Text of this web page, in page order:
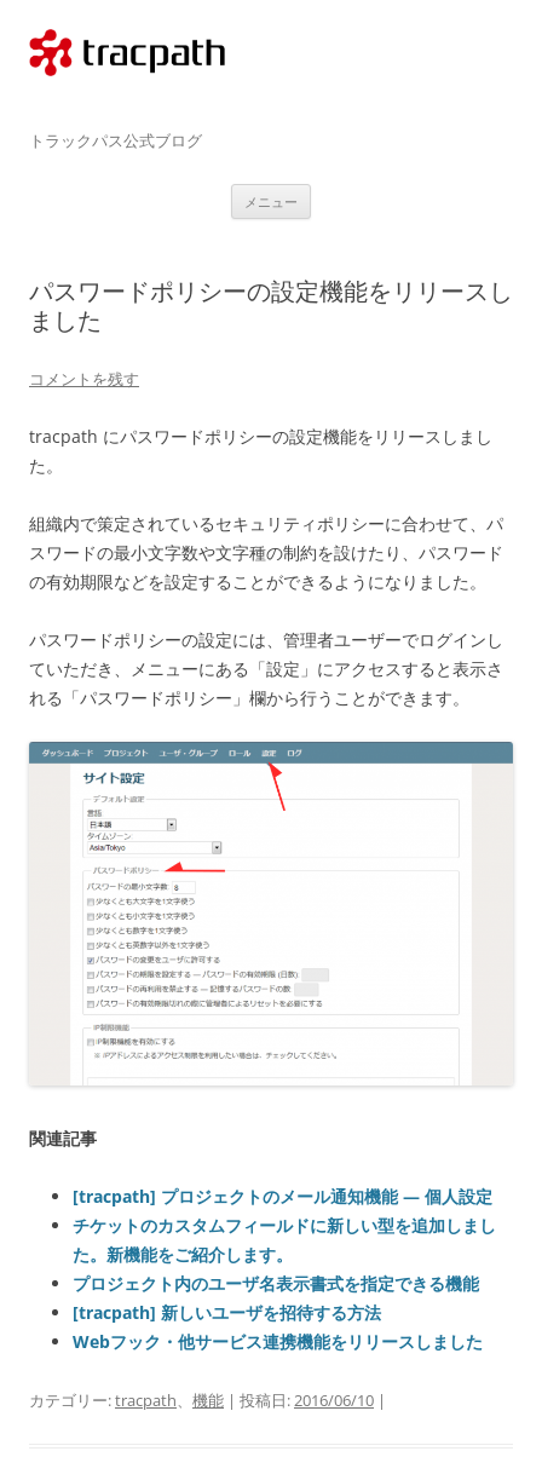
テ
ン
ツ
ッ
トラックパス公式ブログ
メニュー
パスワードポリシーの設定機能をリリースし
ました
コメントを残す
tracpath にパスワードポリシーの設定機能をリリースしまし
た。
組織内で策定されているセキュリティポリシーに合わせて、パ
スワードの最小文字数や文字種の制約を設けたり、パスワード
の有効期限などを設定することができるようになりました。
パスワードポリシーの設定には、管理者ユーザーでログインし
ていただき、メニューにある「設定」にアクセスすると表示さ
れる「パスワードポリシー」欄から行うことができます。
関連記事
[tracpath] プロジェクトのメール通知機能 — 個人設定
チケットのカスタムフィールドに新しい型を追加しまし
た。新機能をご紹介します。
プロジェクト内のユーザ名表示書式を指定できる機能
[tracpath] 新しいユーザを招待する方法
Webフック・他サービス連携機能をリリースしました
カテゴリー:tracpath、 機能 | 投稿日:2016/06/10 |